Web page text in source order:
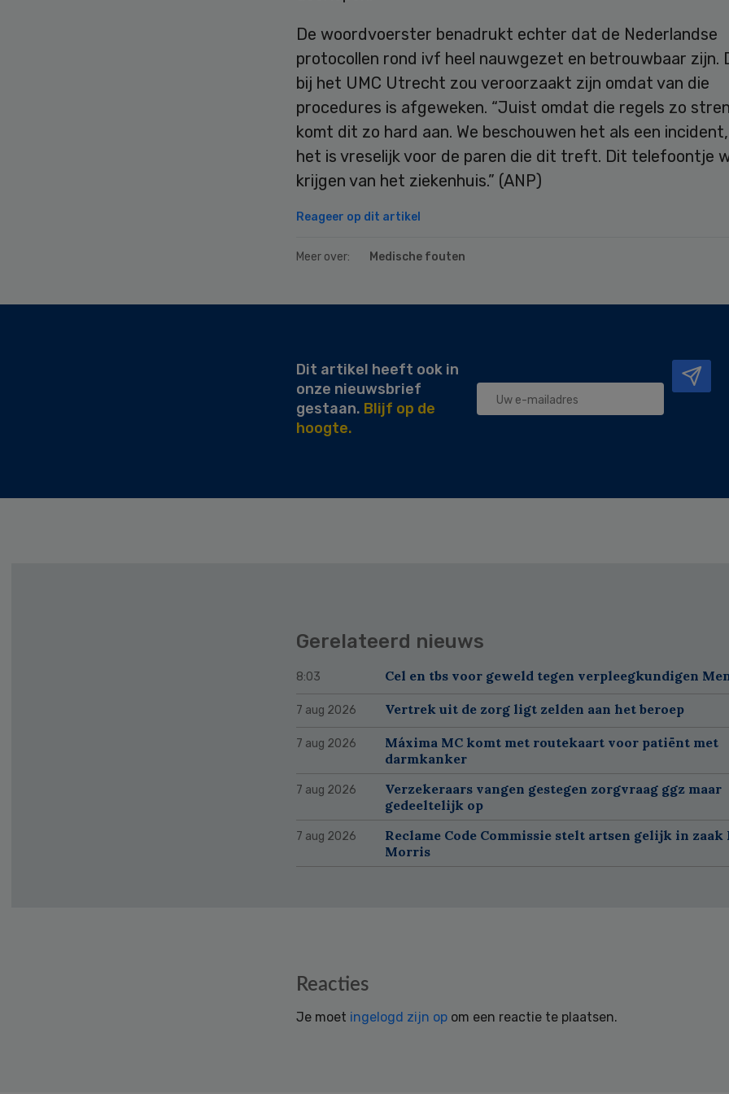
De woordvoerster benadrukt echter dat de Nederlandse
protocollen rond ivf heel nauwgezet en betrouwbaar zijn.
bij het UMC Utrecht zou veroorzaakt zijn omdat van die
procedures is afgeweken. “Juist omdat die regels zo
komt dit zo hard aan. We beschouwen het als een
het is vreselijk voor de paren die dit treft. Dit telefoontje
krijgen van het ziekenhuis.” (ANP)
Reageer op dit artikel
Meer over: Medische fouten
Dit artikel heeft ook in
onze nieuwsbrief
gestaan. Blijf op de
hoogte.
Gerelateerd nieuws
8:03 Cel en tbs voor geweld tegen verpleegkundigen
7 aug 2026 Vertrek uit de zorg ligt zelden aan het beroep
7 aug 2026
Máxima MC komt met routekaart voor patiënt met
darmkanker
7 aug 2026
Verzekeraars vangen gestegen zorgvraag ggz maar
gedeeltelijk op
7 aug 2026
Reclame Code Commissie stelt artsen gelijk in
Morris
Reacties
Je moet ingelogd zijn op om een reactie te plaatsen.